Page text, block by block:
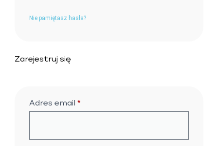
Nie pamiętasz hasła?
Zarejestruj się
Adres email *